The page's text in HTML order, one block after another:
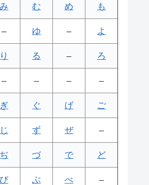
み む め も
– ゆ – よ
り る – ろ
– – – –
ぎ ぐ げ ご
じ ず ぜ –
ぢ づ で ど
び ぶ べ –